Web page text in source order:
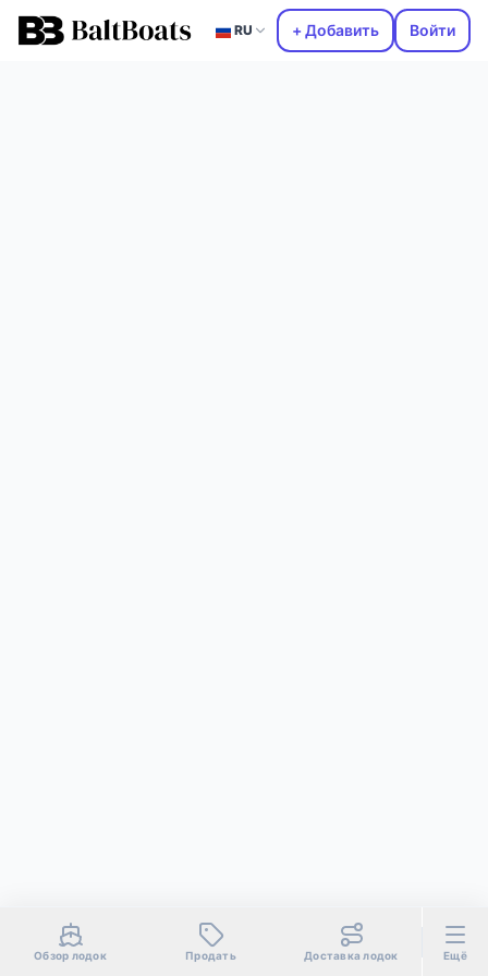
RU + Добавить Войти
Обзор лодок Продать Доставка лодок Ещё